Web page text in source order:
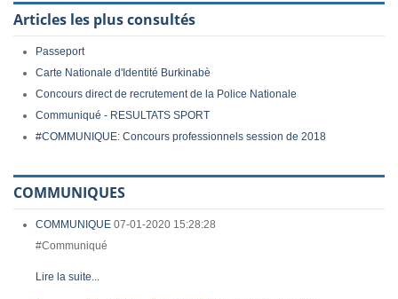
Articles les plus consultés
Passeport
Carte Nationale d'Identité Burkinabè
Concours direct de recrutement de la Police Nationale
Communiqué - RESULTATS SPORT
#COMMUNIQUE: Concours professionnels session de 2018
COMMUNIQUES
COMMUNIQUE 07-01-2020 15:28:28
#Communiqué
Lire la suite...